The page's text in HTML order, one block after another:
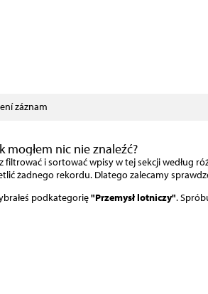
záznam
mogłem nic nie znaleźć?
filtrować i sortować wpisy w tej sekcji według
żadnego rekordu. Dlatego zalecamy
podkategorię"Przemysł lotniczy".